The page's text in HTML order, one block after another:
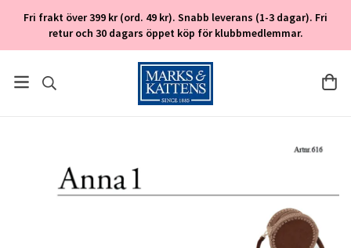
Fri frakt över 399 kr (ord. 49 kr). Snabb leverans (1-3 dagar). Fri
retur och 30 dagars öppet köp för klubbmedlemmar.